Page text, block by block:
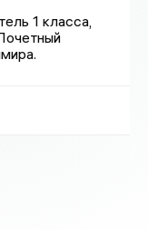
1 класса,